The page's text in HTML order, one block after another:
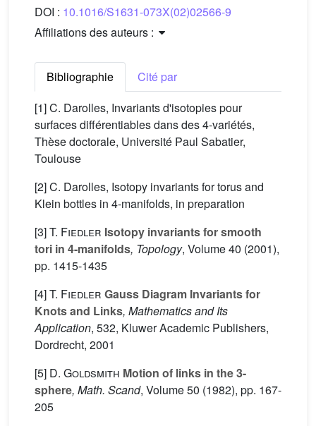
DOI : 10.1016/S1631-073X(02)02566-9
Affiliations des auteurs :
Bibliographie
Cité par
[1] C. Darolles, Invariants d'isotopies pour
surfaces différentiables dans des 4-variétés,
Thèse doctorale, Université Paul Sabatier,
Toulouse
[2] C. Darolles, Isotopy invariants for torus and
Klein bottles in 4-manifolds, in preparation
[3]T. Fiedler Isotopy invariants for smooth
tori in 4-manifolds, Topology, Volume 40 (2001),
pp. 1415-1435
[4]T. Fiedler Gauss Diagram Invariants for
Knots and Links, Mathematics and Its
Application, 532, Kluwer Academic Publishers,
Dordrecht, 2001
[5] D. Goldsmith Motion of links in the 3-
sphere, Math. Scand, Volume 50 (1982), pp. 167-
205